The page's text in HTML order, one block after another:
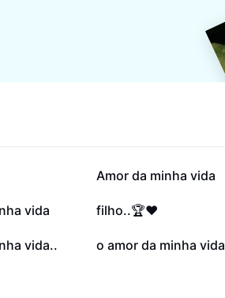
114,8 mil
Amor da minha vida
vida 10,9 mil
filho..🏆❤️
vida.. 208
o amor da minha vida